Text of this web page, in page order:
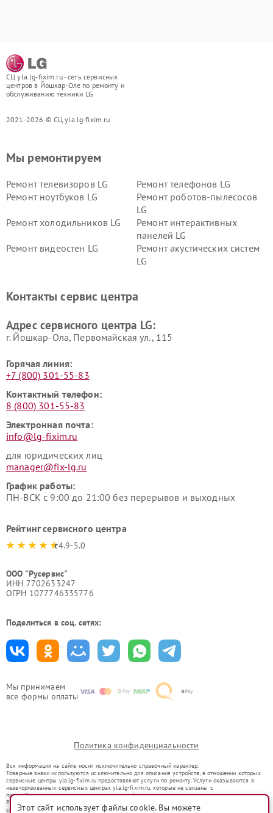
СЦ yla.lg-fixim.ru - сеть сервисных
центров в Йошкар-Оле по ремонту и
обслуживанию техники LG
2021-2026 © СЦ yla.lg-fixim.ru
Мы принимаем
все формы оплаты
Мы ремонтируем
Ремонт телевизоров LG
Ремонт телефонов LG
Ремонт ноутбуков LG
Ремонт роботов-пылесосов
LG
Ремонт холодильников LG
Ремонт интерактивных
панелей LG
Ремонт видеостен LG
Ремонт акустических систем
LG
Ремонт морозильных камер
Ремонт вертикальных
Контакты сервис центра
Адрес сервисного центра LG:
г. Йошкар-Ола, Первомайская ул., 115
Горячая линия:
+7 (800) 301-55-83
Контактный телефон:
8 (800) 301-55-83
Электронная почта:
info@lg-fixim.ru
для юридических лиц
manager@fix-lg.ru
График работы:
ПН-ВСК с 9:00 до 21:00 без перерывов и выходных
Рейтинг сервисного центра
4.9-5.0
ООО "Русервис"
ИНН 7702633247
ОГРН 1077746335776
Поделиться в соц. сетях:
Политика конфиденциальности
Вся информация на сайте носит исключительно справочный характер.
Товарные знаки используются исключительно для описания устройств, в отношении которых
сервисные центры yla.lg-fixim.ru предоставляют услуги по ремонту. Услуги оказываются в
неавторизованных сервисных центрах yla.lg-fixim.ru, которые не связаны с
правообладателями товарных знаков или их официальными представителями.
Ремонт осуществляется для устройств, уже введенных в гражданский оборот в соответствии
со статьей 1487 ГК РФ.
Этот сайт использует файлы cookie. Вы можете